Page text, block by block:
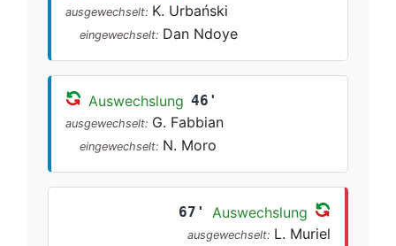
ausgewechselt: K. Urbański
eingewechselt: Dan Ndoye
Auswechslung 46'
ausgewechselt: G. Fabbian
eingewechselt: N. Moro
67' Auswechslung
ausgewechselt: L. Muriel